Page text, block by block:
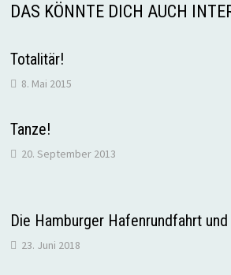
DAS KÖNNTE DICH AUCH
Totalitär!
8. Mai 2015
Tanze!
20. September 2013
Die Hamburger Hafenrundfahrt
23. Juni 2018